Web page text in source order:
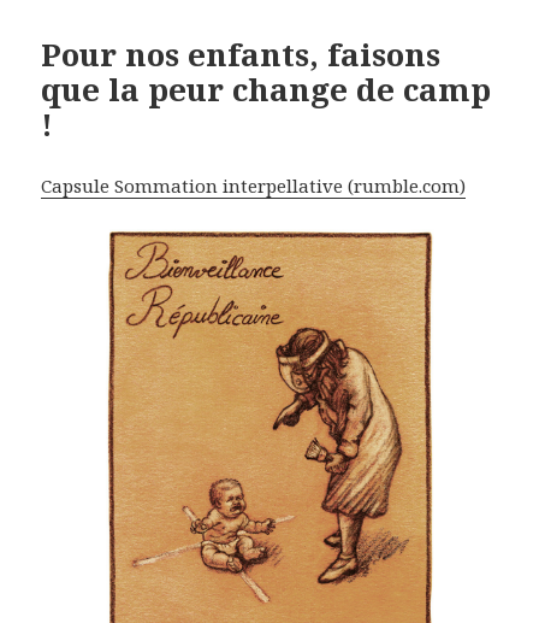
Pour nos enfants, faisons
que la peur change de camp
!
Capsule Sommation interpellative (rumble.com)